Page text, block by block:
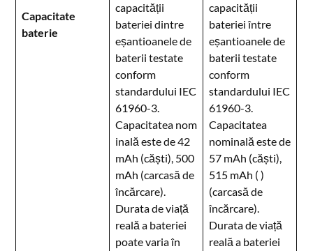
Capacitate
baterie
capacității
bateriei dintre
eșantioanele de
baterii testate
conform
standardului IEC
61960-3.
Capacitatea nom
inală este de 42
mAh (căști), 500
mAh (carcasă de
încărcare).
Durata de viață
reală a bateriei
poate varia în
capacității
bateriei între
eșantioanele de
baterii testate
conform
standardului IEC
61960-3.
Capacitatea
nominală este de
57 mAh (căști),
515 mAh ( )
(carcasă de
încărcare).
Durata de viață
reală a bateriei